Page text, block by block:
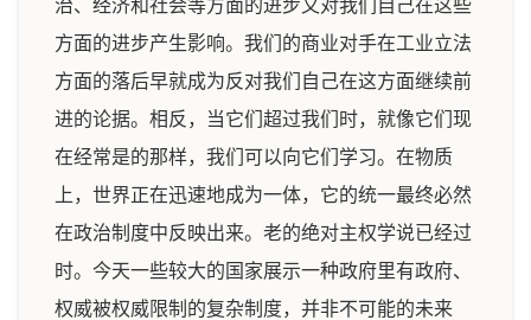
治、经济和社会等方面的进步又对我们自己在这些
方面的进步产生影响。我们的商业对手在工业立法
方面的落后早就成为反对我们自己在这方面继续前
进的论据。相反，当它们超过我们时，就像它们现
在经常是的那样，我们可以向它们学习。在物质
上，世界正在迅速地成为一体，它的统一最终必然
在政治制度中反映出来。老的绝对主权学说已经过
时。今天一些较大的国家展示一种政府里有政府、
权威被权威限制的复杂制度，并非不可能的未来